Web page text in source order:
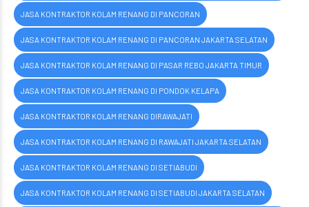
JASA KONTRAKTOR KOLAM RENANG DI PANCORAN
JASA KONTRAKTOR KOLAM RENANG DI PANCORAN JAKARTA SELATAN
JASA KONTRAKTOR KOLAM RENANG DI PASAR REBO JAKARTA TIMUR
JASA KONTRAKTOR KOLAM RENANG DI PONDOK KELAPA
JASA KONTRAKTOR KOLAM RENANG DIRAWAJATI
JASA KONTRAKTOR KOLAM RENANG DI RAWAJATI JAKARTA SELATAN
JASA KONTRAKTOR KOLAM RENANG DI SETIABUDI
JASA KONTRAKTOR KOLAM RENANG DI SETIABUDI JAKARTA SELATAN